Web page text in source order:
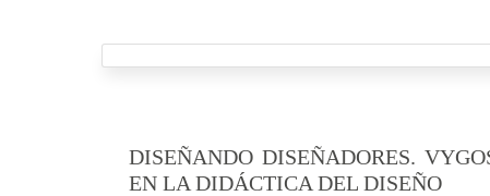
DISEÑANDO DISEÑADORES.
EN LA DIDÁCTICA DEL DISEÑO